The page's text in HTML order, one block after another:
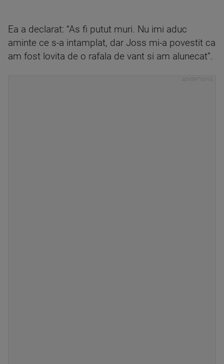
Ea a declarat: “As fi putut muri. Nu imi aduc
aminte ce s-a intamplat, dar Joss mi-a povestit ca
am fost lovita de o rafala de vant si am alunecat”.